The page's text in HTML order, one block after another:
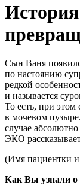
Сын Ваня
по настоянию
редкой
и называется
То есть, при этом
в мочевом
случае
ЭКО
(Имя пациентки
Как Вы узнали о